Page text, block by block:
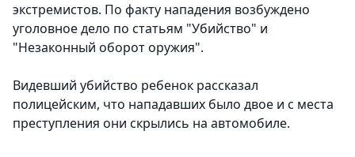
экстремистов. По факту нападения возбуждено
уголовное дело по статьям "Убийство" и
"Незаконный оборот оружия".
Видевший убийство ребенок рассказал
полицейским, что нападавших было двое и с места
преступления они скрылись на автомобиле.